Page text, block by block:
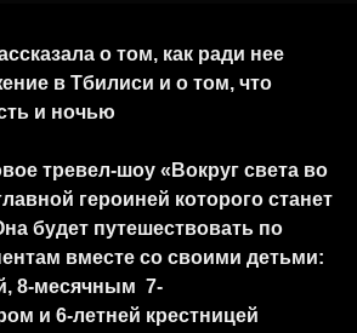
о том, как ради нее
в Тбилиси и о том, что
и ночью
тревел-шоу «Вокруг света во
героиней которого станет
будет путешествовать по
вместе со своими детьми:
8-месячным 7-
и 6-летней крестницей